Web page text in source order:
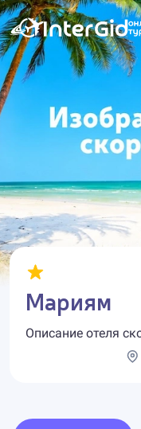
Мариям
Описание отеля